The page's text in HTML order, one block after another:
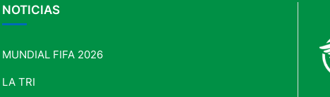
NOTICIAS
MUNDIAL FIFA 2026
LA TRI